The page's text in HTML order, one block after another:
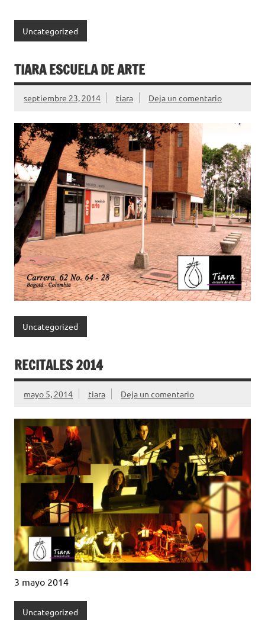
Uncategorized
TIARA ESCUELA DE ARTE
septiembre 23, 2014 tiara Deja un comentario
Uncategorized
RECITALES 2014
mayo 5, 2014 tiara Deja un comentario
3 mayo 2014
Uncategorized